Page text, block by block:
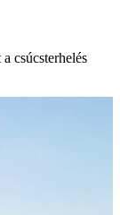
csúcsterhelés